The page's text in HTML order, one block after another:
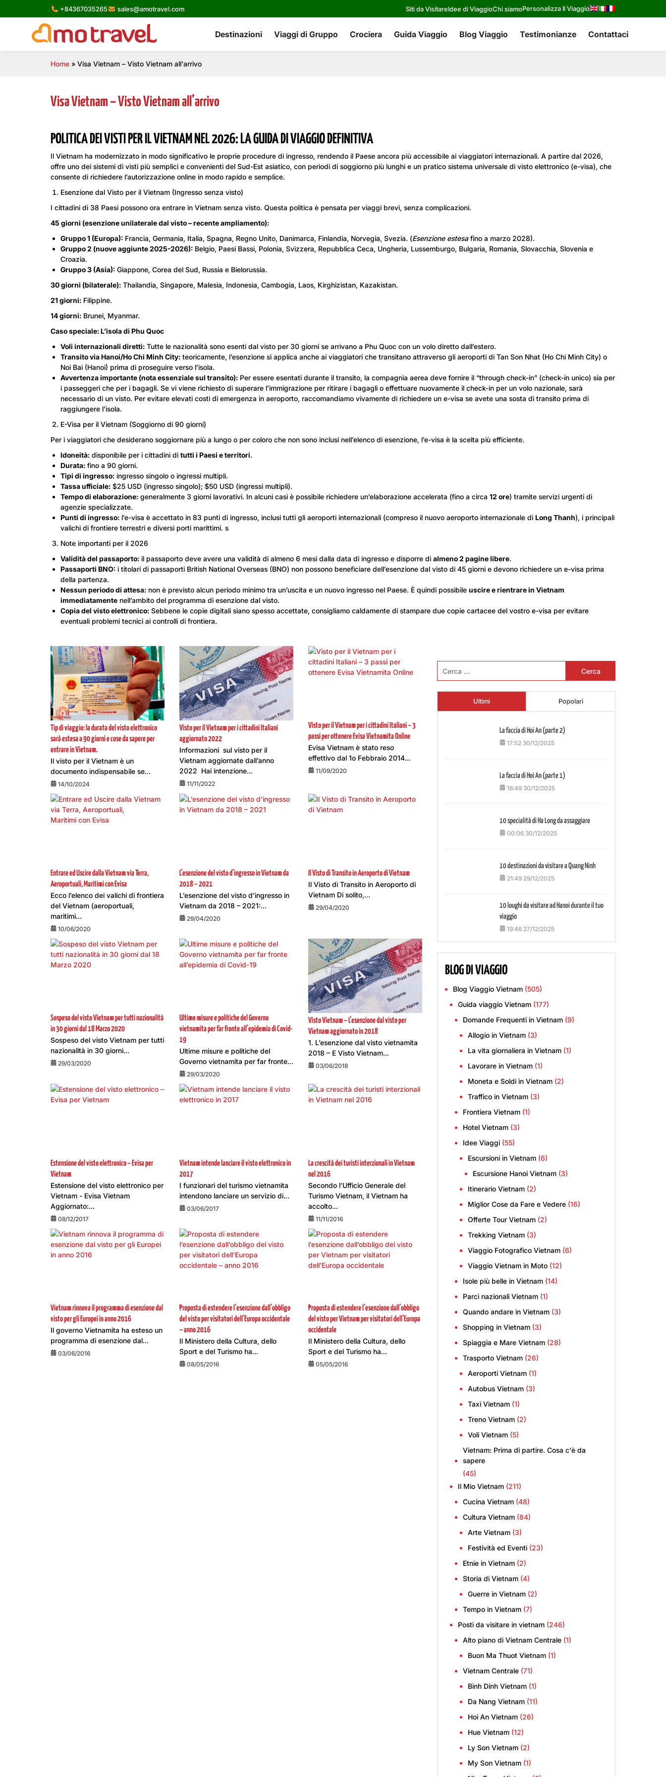
+84367035265 sales@amotravel.com Siti da VisitareIdee di ViaggioChi siamoPersonalizza Il Viaggio
Destinazioni Viaggi di Gruppo Crociera Guida Viaggio Blog Viaggio Testimonianze Contattaci
Home » Visa Vietnam – Visto Vietnam all'arrivo
Visa Vietnam – Visto Vietnam all’arrivo
POLITICA DEI VISTI PER IL VIETNAM NEL 2026: LA GUIDA DI VIAGGIO DEFINITIVA
Il Vietnam ha modernizzato in modo significativo le proprie procedure di ingresso, rendendo il Paese ancora più accessibile ai viaggiatori internazionali. A partire dal 2026,
offre uno dei sistemi di visti più semplici e convenienti del Sud-Est asiatico, con periodi di soggiorno più lunghi e un pratico sistema universale di visto elettronico (e-visa), che
consente di richiedere l’autorizzazione online in modo rapido e semplice.
Esenzione dal Visto per il Vietnam (Ingresso senza visto)
I cittadini di 38 Paesi possono ora entrare in Vietnam senza visto. Questa politica è pensata per viaggi brevi, senza complicazioni.
45 giorni (esenzione unilaterale dal visto – recente ampliamento):
Gruppo 1 (Europa): Francia, Germania, Italia, Spagna, Regno Unito, Danimarca, Finlandia, Norvegia, Svezia. (Esenzione estesafino a marzo 2028).
Gruppo 2 (nuove aggiunte 2025-2026): Belgio, Paesi Bassi, Polonia, Svizzera, Repubblica Ceca, Ungheria, Lussemburgo, Bulgaria, Romania, Slovacchia, Slovenia e
Croazia.
Gruppo 3 (Asia): Giappone, Corea del Sud, Russia e Bielorussia.
30 giorni (bilaterale): Thailandia, Singapore, Malesia, Indonesia, Cambogia, Laos, Kirghizistan, Kazakistan.
21 giorni: Filippine.
14 giorni: Brunei, Myanmar.
Caso speciale: L’isola di Phu Quoc
Voli internazionali diretti: Tutte le nazionalità sono esenti dal visto per 30 giorni se arrivano a Phu Quoc con un volo diretto dall’estero.
Transito via Hanoi/Ho Chi Minh City: teoricamente, l’esenzione si applica anche ai viaggiatori che transitano attraverso gli aeroporti di Tan Son Nhat (Ho Chi Minh City) o
Noi Bai (Hanoi) prima di proseguire verso l’isola.
Avvertenza importante (nota essenziale sul transito): Per essere esentati durante il transito, la compagnia aerea deve fornire il “through check-in” (check-in unico) sia per
i passeggeri che per i bagagli. Se vi viene richiesto di superare l’immigrazione per ritirare i bagagli o effettuare nuovamente il check-in per un volo nazionale, sarà
necessario di un visto. Per evitare elevati costi di emergenza in aeroporto, raccomandiamo vivamente di richiedere un e-visa se avete una sosta di transito prima di
raggiungere l’isola.
E-Visa per il Vietnam (Soggiorno di 90 giorni)
Per i viaggiatori che desiderano soggiornare più a lungo o per coloro che non sono inclusi nell’elenco di esenzione, l’e-visa è la scelta più efficiente.
Idoneità: disponibile per i cittadini di tutti i Paesi e territori.
Durata: fino a 90 giorni.
Tipi di ingresso: ingresso singolo o ingressi multipli.
Tassa ufficiale: $25 USD (ingresso singolo); $50 USD (ingressi multipli).
Tempo di elaborazione: generalmente 3 giorni lavorativi. In alcuni casi è possibile richiedere un’elaborazione accelerata (fino a circa 12 ore) tramite servizi urgenti di
agenzie specializzate.
Punti di ingresso: l’e-visa è accettato in 83 punti di ingresso, inclusi tutti gli aeroporti internazionali (compreso il nuovo aeroporto internazionale di Long Thanh), i principali
valichi di frontiere terrestri e diversi porti marittimi. s
Note importanti per il 2026
Validità del passaporto: il passaporto deve avere una validità di almeno 6 mesi dalla data di ingresso e disporre di almeno 2 pagine libere.
Passaporti BNO: i titolari di passaporti British National Overseas (BNO) non possono beneficiare dell’esenzione dal visto di 45 giorni e devono richiedere un e-visa prima
della partenza.
Nessun periodo di attesa: non è previsto alcun periodo minimo tra un’uscita e un nuovo ingresso nel Paese. È quindi possibile uscire e rientrare in Vietnam
immediatamente nell’ambito del programma di esenzione dal visto.
Copia del visto elettronico: Sebbene le copie digitali siano spesso accettate, consigliamo caldamente di stampare due copie cartacee del vostro e-visa per evitare
eventuali problemi tecnici ai controlli di frontiera.
Tip di viaggio: la durata del visto elettronico
sarà estesa a 90 giorni e cose da sapere per
entrare in Vietnam.
Il visto per il Vietnam è un
documento indispensabile se...
14/10/2024
Visto per il Vietnam per i cittadini Italiani
aggiornato 2022
Informazioni sul visto per il
Vietnam aggiornate dall’anno
2022 Hai intenzione...
11/11/2022
Visto per il Vietnam per i cittadini Italiani – 3
passi per ottenere Evisa Vietnamita Online
Evisa Vietnam è stato reso
effettivo dal 1o Febbraio 2014...
11/09/2020
Entrare ed Uscire dalla Vietnam via Terra,
Aeroportuali, Maritimi con Evisa
Ecco l’elenco dei valichi di frontiera
del Vietnam (aeroportuali,
maritimi...
10/06/2020
L’esenzione del visto d’ingresso in Vietnam da
2018 – 2021
L’esenzione del visto d’ingresso in
Vietnam da 2018 – 2021:...
29/04/2020
Il Visto di Transito in Aeroporto di Vietnam
Il Visto di Transito in Aeroporto di
Vietnam Di solito,...
29/04/2020
Sospeso del visto Vietnam per tutti nazionalità
in 30 giorni dal 18 Marzo 2020
Sospeso del visto Vietnam per tutti
nazionalità in 30 giorni...
29/03/2020
Ultime misure e politiche del Governo
vietnamita per far fronte all’epidemia di Covid-
19
Ultime misure e politiche del
Governo vietnamita per far fronte...
29/03/2020
Visto Vietnam – L’esenzione dal visto per
Vietnam aggiornato in 2018
1. L’esenzione dal visto vietnamita
2018 – E Visto Vietnam...
03/06/2018
Estensione del visto elettronico – Evisa per
Vietnam
Estensione del visto elettronico per
Vietnam - Evisa Vietnam
Aggiornato:...
08/12/2017
Vietnam intende lanciare il visto elettronico in
2017
I funzionari del turismo vietnamita
intendono lanciare un servizio di...
03/06/2017
La crescità dei turisti interzionali in Vietnam
nel 2016
Secondo l’Ufficio Generale del
Turismo Vietnam, il Vietnam ha
accolto...
11/11/2016
Vietnam rinnova il programma di esenzione dal
visto per gli Europei in anno 2016
Il governo Vietnamita ha esteso un
programma di esenzione dal...
03/06/2016
Proposta di estendere l’esenzione dall’obbligo
del visto per visitatori dell’Europa occidentale
– anno 2016
Il Ministero della Cultura, dello
Sport e del Turismo ha...
08/05/2016
Proposta di estendere l’esenzione dall’obbligo
del visto per Vietnam per visitatori dell’Europa
occidentale
Il Ministero della Cultura, dello
Sport e del Turismo ha...
05/05/2016
per:
Ultimi Popolari
La faccia di Hoi An (parte 2)
17:52 30/12/2025
La faccia di Hoi An (parte 1)
16:49 30/12/2025
10 specialità di Ha Long da assaggiare
00:06 30/12/2025
10 destinazioni da visitare a Quang Ninh
21:49 29/12/2025
10 loughi da visitare ad Hanoi durante il tuo
viaggio
19:46 27/12/2025
BLOG DI VIAGGIO
Blog Viaggio Vietnam (505)
Guida viaggio Vietnam (177)
Domande Frequenti in Vietnam (9)
Allogio in Vietnam (3)
La vita giornaliera in Vietnam (1)
Lavorare in Vietnam (1)
Moneta e Soldi in Vietnam (2)
Traffico in Vietnam (3)
Frontiera Vietnam (1)
Hotel Vietnam (3)
Idee Viaggi (55)
Escursioni in Vietnam (6)
Escursione Hanoi Vietnam (3)
Itinerario Vietnam (2)
Miglior Cose da Fare e Vedere (16)
Offerte Tour Vietnam (2)
Trekking Vietnam (3)
Viaggio Fotografico Vietnam (6)
Viaggio Vietnam in Moto (12)
Isole più belle in Vietnam (14)
Parci nazionali Vietnam (1)
Quando andare in Vietnam (3)
Shopping in Vietnam (3)
Spiaggia e Mare Vietnam (28)
Trasporto Vietnam (26)
Aeroporti Vietnam (1)
Autobus Vietnam (3)
Taxi Vietnam (1)
Treno Vietnam (2)
Voli Vietnam (5)
Vietnam: Prima di partire. Cosa c'è da
sapere
(45)
Il Mio Vietnam (211)
Cucina Vietnam (48)
Cultura Vietnam (84)
Arte Vietnam (3)
Festività ed Eventi (23)
Etnie in Vietnam (2)
Storia di Vietnam (4)
Guerre in Vietnam (2)
Tempo in Vietnam (7)
Posti da visitare in vietnam (246)
Alto piano di Vietnam Centrale (1)
Buon Ma Thuot Vietnam (1)
Vietnam Centrale (71)
Binh Dinh Vietnam (1)
Da Nang Vietnam (11)
Hoi An Vietnam (26)
Hue Vietnam (12)
Ly Son Vietnam (2)
My Son Vietnam (1)